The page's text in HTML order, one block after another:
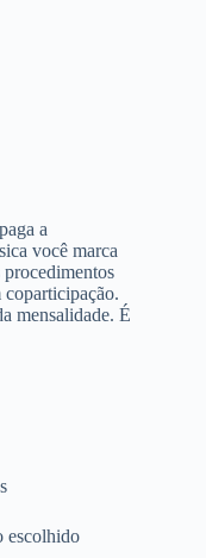
a
você marca
mensalidade. É
escolhido